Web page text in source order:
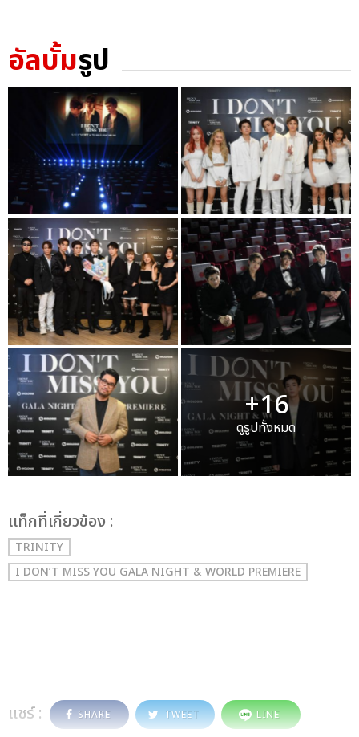
อัลบั้มรูป
+16
ดูรูปทั้งหมด
เเท็กที่เกี่ยวข้อง :
TRINITY
I DON’T MISS YOU GALA NIGHT & WORLD PREMIERE
แชร์ : SHARE TWEET LINE